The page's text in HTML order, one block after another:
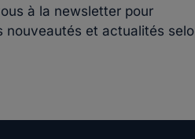
à la newsletter pour
nouveautés et actualités